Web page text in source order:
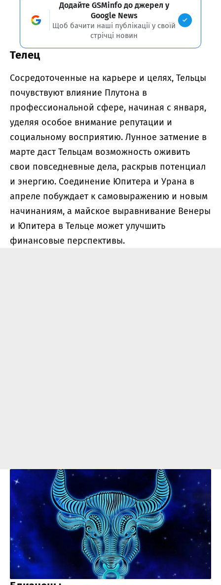
Додайте GSMinfo до джерел у
Google News
Щоб бачити наші публікації у своїй
стрічці новин
Телец
Сосредоточенные на карьере и целях, Тельцы
почувствуют влияние Плутона в
профессиональной сфере, начиная с января,
уделяя особое внимание репутации и
социальному восприятию. Лунное затмение в
марте даст Тельцам возможность оживить
свои повседневные дела, раскрыв потенциал
и энергию. Соединение Юпитера и Урана в
апреле побуждает к самовыражению и новым
начинаниям, а майское выравнивание Венеры
и Юпитера в Тельце может улучшить
финансовые перспективы.